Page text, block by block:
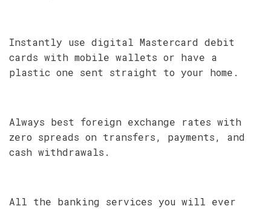
Instantly use digital Mastercard debit
cards with mobile wallets or have a
plastic one sent straight to your home.
Always best foreign exchange rates with
zero spreads on transfers, payments, and
cash withdrawals.
All the banking services you will ever